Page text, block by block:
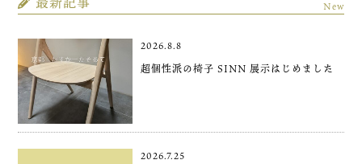
New
2026.8.8
超個性派の椅子 SINN 展示はじめました
2026.7.25